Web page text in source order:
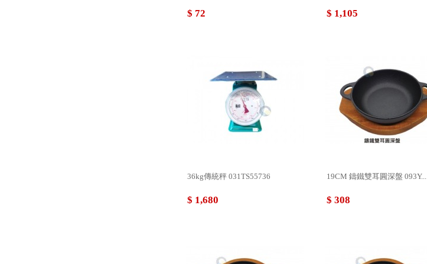
$ 72 $ 1,105
36kg傳統秤 031TS55736
$ 1,680
19CM 鑄鐵雙耳圓深盤 093Y...
$ 308